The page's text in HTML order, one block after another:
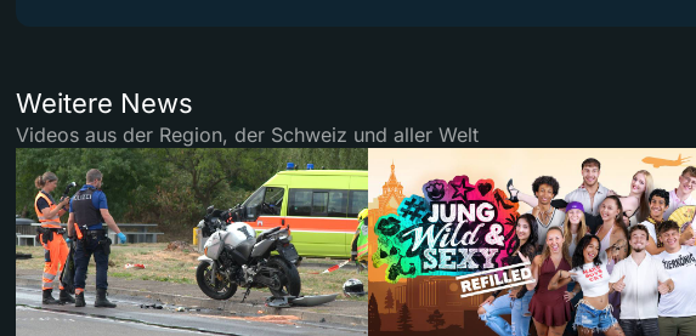
Weitere News
Videos aus der Region, der Schweiz und aller Welt